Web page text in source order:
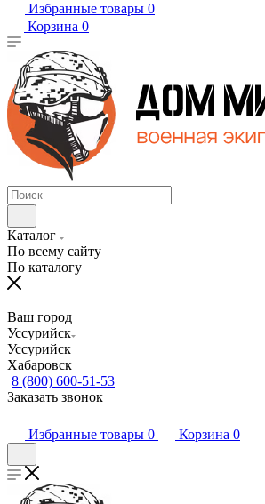
Избранные товары 0
Корзина 0
Каталог
По всему сайту
По каталогу
Ваш город
Уссурийск
Уссурийск
Хабаровск
8 (800) 600-51-53
Заказать звонок
Избранные товары 0 Корзина 0